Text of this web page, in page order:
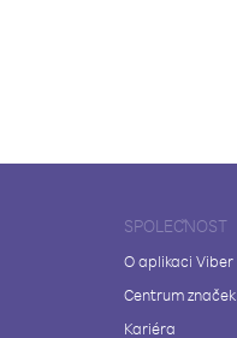
SPOLEČNOST
O aplikaci Viber
Centrum značek
Kariéra